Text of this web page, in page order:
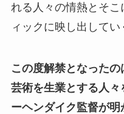
れる人々の情熱とそ
ィックに映し出してい
この度解禁となったの
芸術を生業とする人
ーヘンダイク監督が明